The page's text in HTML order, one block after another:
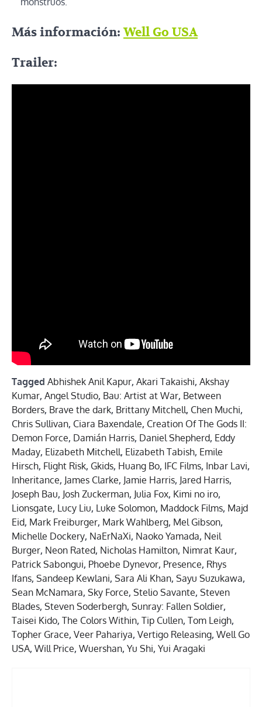
Más información: Well Go USA
Trailer:
Tagged Abhishek Anil Kapur, Akari Takaishi, Akshay
Kumar, Angel Studio, Bau: Artist at War, Between
Borders, Brave the dark, Brittany Mitchell, Chen Muchi,
Chris Sullivan, Ciara Baxendale, Creation Of The Gods II:
Demon Force, Damián Harris, Daniel Shepherd, Eddy
Maday, Elizabeth Mitchell, Elizabeth Tabish, Emile
Hirsch, Flight Risk, Gkids, Huang Bo, IFC Films, Inbar Lavi,
Inheritance, James Clarke, Jamie Harris, Jared Harris,
Joseph Bau, Josh Zuckerman, Julia Fox, Kimi no iro,
Lionsgate, Lucy Liu, Luke Solomon, Maddock Films, Majd
Eid, Mark Freiburger, Mark Wahlberg, Mel Gibson,
Michelle Dockery, NaErNaXi, Naoko Yamada, Neil
Burger, Neon Rated, Nicholas Hamilton, Nimrat Kaur,
Patrick Sabongui, Phoebe Dynevor, Presence, Rhys
Ifans, Sandeep Kewlani, Sara Ali Khan, Sayu Suzukawa,
Sean McNamara, Sky Force, Stelio Savante, Steven
Blades, Steven Soderbergh, Sunray: Fallen Soldier,
Taisei Kido, The Colors Within, Tip Cullen, Tom Leigh,
Topher Grace, Veer Pahariya, Vertigo Releasing, Well Go
USA, Will Price, Wuershan, Yu Shi, Yui Aragaki